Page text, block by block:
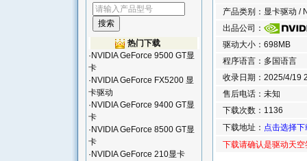
产品类别：显卡驱动 /
出品公司：
驱动大小：698MB
程序语言：多国语言
收录日期：2025/4/19
售后电话：未知
下载次数：1136
下载地址： 点击选择
下载请确认是驱动天
热门下载
· NVIDIA GeForce 9500 GT显
卡
· NVIDIA GeForce FX5200 显
卡驱动
· NVIDIA GeForce 9400 GT显
卡
· NVIDIA GeForce 8500 GT显
卡
· NVIDIA GeForce 210显卡